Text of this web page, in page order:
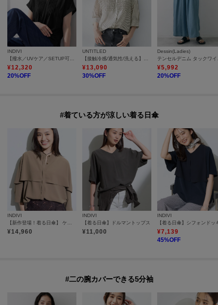
INDIVI
¥12,320
20%OFF
UNTITLED
¥13,090
30%OFF
Dessin(Ladies)
¥5,992
20%OFF
#着ている方が涼しい着る日傘
INDIVI
【新作登場！着る日傘】 ケープ風ブラウス
¥14,960
INDIVI
【着る日傘】ドルマントップス
¥11,000
INDIVI
¥7,139
45%OFF
#二の腕カバーできる5分袖